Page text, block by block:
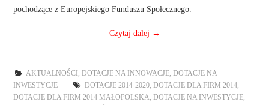
pochodzące z Europejskiego Funduszu Społecznego.
Czytaj dalej →
AKTUALNOŚCI ,DOTACJE NA INNOWACJE,DOTACJE NA
INWESTYCJE
DOTACJE 2014-2020,DOTACJE DLA FIRM 2014,
DOTACJE DLA FIRM 2014 MAŁOPOLSKA,DOTACJE NA INWESTYCJE,